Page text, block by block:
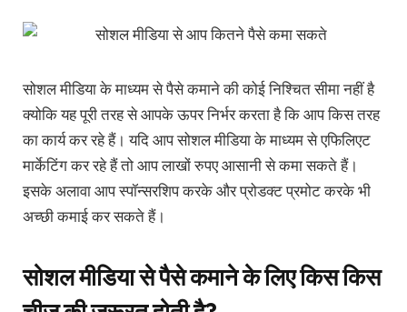
सोशल मीडिया के माध्यम से पैसे कमाने की कोई निश्चित सीमा नहीं है
क्योकि यह पूरी तरह से आपके ऊपर निर्भर करता है कि आप किस तरह
का कार्य कर रहे हैं। यदि आप सोशल मीडिया के माध्यम से एफिलिएट
मार्केटिंग कर रहे हैं तो आप लाखों रुपए आसानी से कमा सकते हैं।
इसके अलावा आप स्पॉन्सरशिप करके और प्रोडक्ट प्रमोट करके भी
अच्छी कमाई कर सकते हैं।
सोशल मीडिया से पैसे कमाने के लिए किस किस